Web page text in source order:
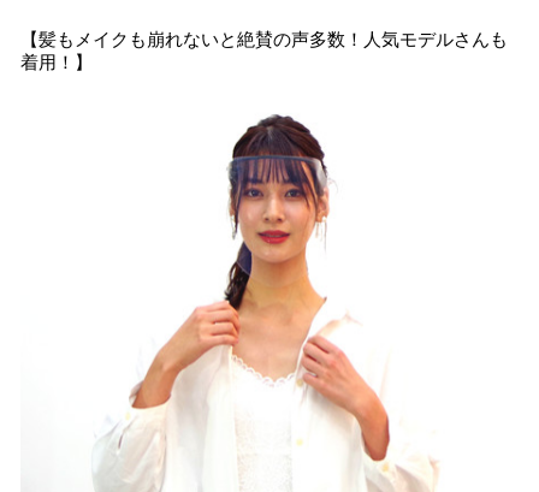
【髪もメイクも崩れないと絶賛の声多数！人気モデルさんも
着用！】